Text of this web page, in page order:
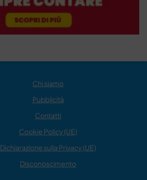
Chi siamo
Pubblicità
Contatti
Cookie Policy (UE)
Dichiarazione sulla Privacy (UE)
Disconoscimento